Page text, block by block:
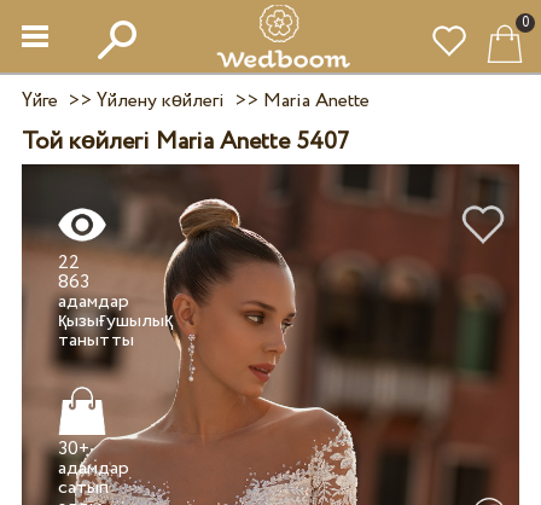
0
Үйге >> Үйлену көйлегі >> Maria Anette
Той көйлегі Maria Anette 5407
22
863
адамдар
қызығушылық
30+
адамдар
сатып